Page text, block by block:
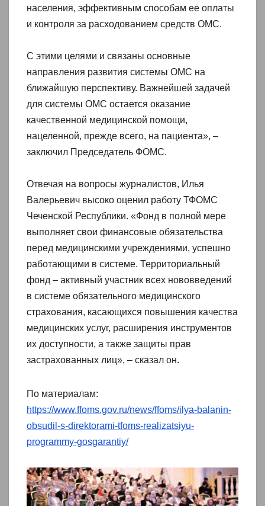
населения, эффективным способам ее оплаты
и контроля за расходованием средств ОМС.
С этими целями и связаны основные
направления развития системы ОМС на
ближайшую перспективу. Важнейшей задачей
для системы ОМС остается оказание
качественной медицинской помощи,
нацеленной, прежде всего, на пациента», –
заключил Председатель ФОМС.
Отвечая на вопросы журналистов, Илья
Валерьевич высоко оценил работу ТФОМС
Чеченской Республики. «Фонд в полной мере
выполняет свои финансовые обязательства
перед медицинскими учреждениями, успешно
работающими в системе. Территориальный
фонд – активный участник всех нововведений
в системе обязательного медицинского
страхования, касающихся повышения качества
медицинских услуг, расширения инструментов
их доступности, а также защиты прав
застрахованных лиц», – сказал он.
По материалам:
https://www.ffoms.gov.ru/news/ffoms/ilya-balanin-
obsudil-s-direktorami-tfoms-realizatsiyu-
programmy-gosgarantiy/